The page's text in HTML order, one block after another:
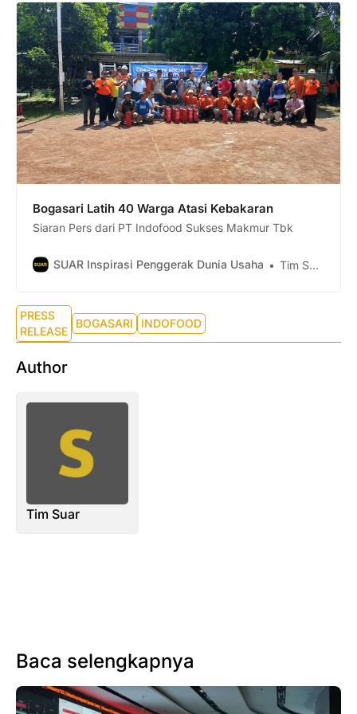
Bogasari Latih 40 Warga Atasi Kebakaran
Siaran Pers dari PT Indofood Sukses Makmur Tbk
SUAR Inspirasi Penggerak Dunia Usaha Tim Suar
PRESS
RELEASE
BOGASARI INDOFOOD
Author
Tim Suar
Baca selengkapnya